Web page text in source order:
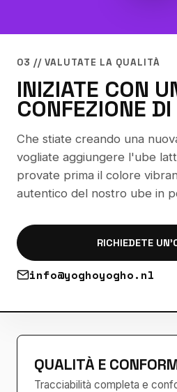
03 // VALUTATE LA QUALITÀ
INIZIATE CON
CONFEZIONE
Che stiate creando una
vogliate aggiungere l'ube
provate prima il colore
autentico del nostro ube in
RICHIEDETE
info@yoghoyogho.nl
QUALITÀ E
Tracciabilità completa e